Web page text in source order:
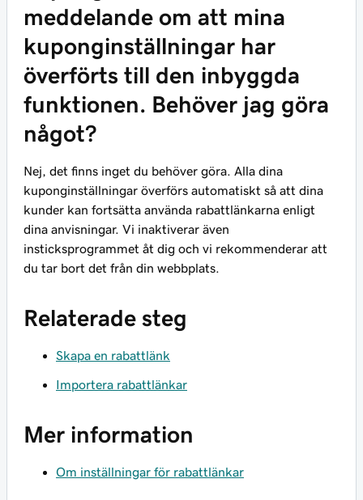
meddelande om att mina
kuponginställningar har
överförts till den inbyggda
funktionen. Behöver jag göra
något?
Nej, det finns inget du behöver göra. Alla dina
kuponginställningar överförs automatiskt så att dina
kunder kan fortsätta använda rabattlänkarna enligt
dina anvisningar. Vi inaktiverar även
insticksprogrammet åt dig och vi rekommenderar att
du tar bort det från din webbplats.
Relaterade steg
Skapa en rabattlänk
Importera rabattlänkar
Mer information
Om inställningar för rabattlänkar